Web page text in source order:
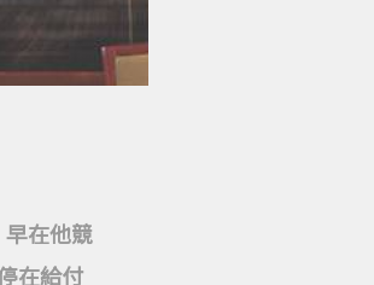
在他競
在給付